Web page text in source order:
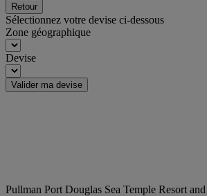
Retour
Sélectionnez votre devise ci-dessous
Zone géographique
Devise
Valider ma devise
Pullman Port Douglas Sea Temple Resort and